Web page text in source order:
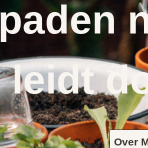
paden
leidt
Over